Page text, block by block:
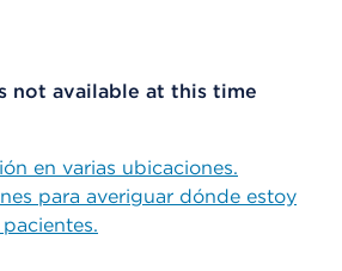
not available at this time
en varias ubicaciones.
para averiguar dónde estoy